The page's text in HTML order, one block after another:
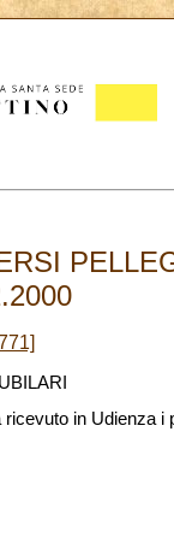
in Udienza